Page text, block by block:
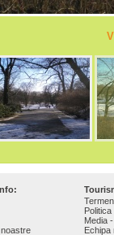
Media
Echipa